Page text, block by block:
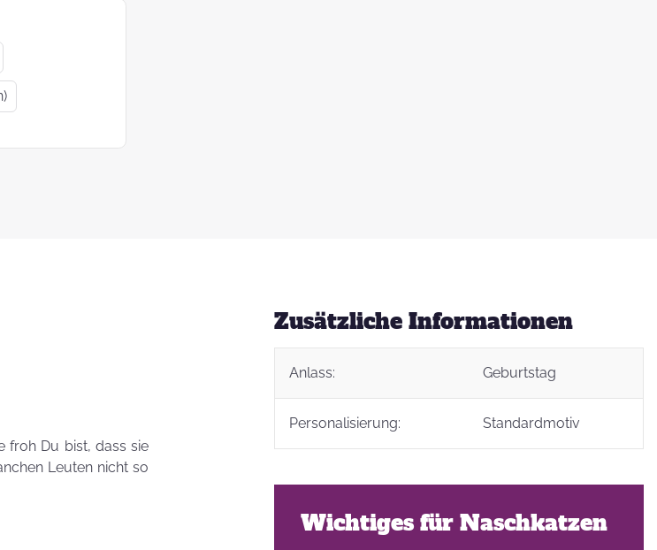
für
froh Du bist, dass sie
Leuten nicht so
Zusätzliche Informationen
Anlass: Geburtstag
Personalisierung: Standardmotiv
Wichtiges für Naschkatzen